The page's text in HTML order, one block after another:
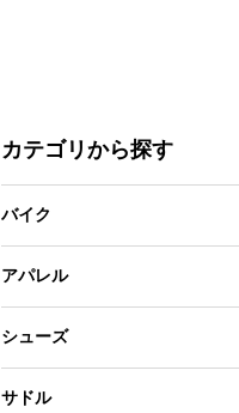
カテゴリから探す
バイク
アパレル
シューズ
サドル